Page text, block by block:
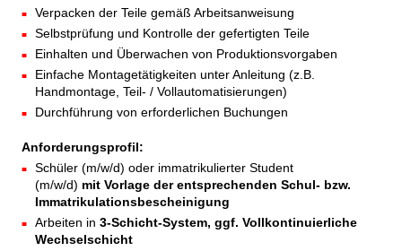
Verpacken der Teile gemäß Arbeitsanweisung
Selbstprüfung und Kontrolle der gefertigten Teile
Einhalten und Überwachen von Produktionsvorgaben
Einfache Montagetätigkeiten unter Anleitung (z.B.
Handmontage, Teil- / Vollautomatisierungen)
Durchführung von erforderlichen Buchungen
Anforderungsprofil:
Schüler (m/w/d) oder immatrikulierter Student
(m/w/d) mit Vorlage der entsprechenden Schul- bzw.
Immatrikulationsbescheinigung
Arbeiten in 3-Schicht-System, ggf. Vollkontinuierliche
Wechselschicht